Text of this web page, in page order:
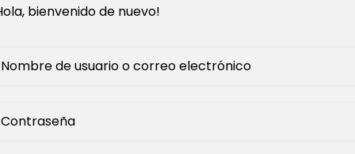
bienvenido de nuevo!